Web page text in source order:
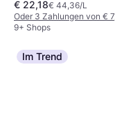
€ 22,18€ 44,36/L
Oder 3 Zahlungen von €
9+ Shops
Im Trend